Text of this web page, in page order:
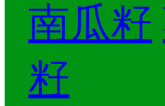
南瓜籽
籽